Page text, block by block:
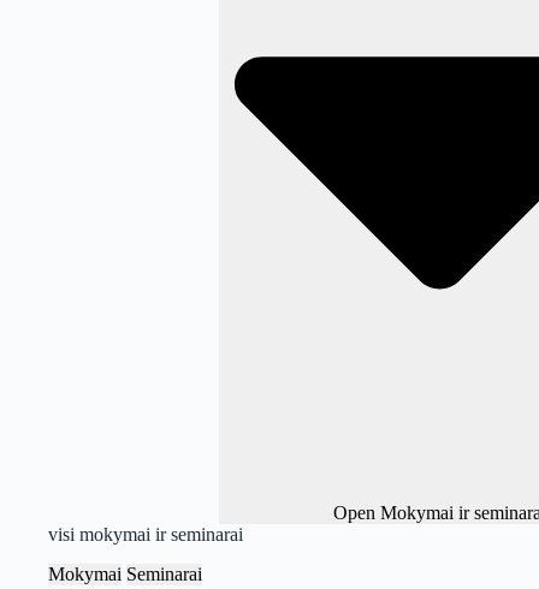
Open Mokymai ir
visi mokymai ir seminarai
Mokymai Seminarai